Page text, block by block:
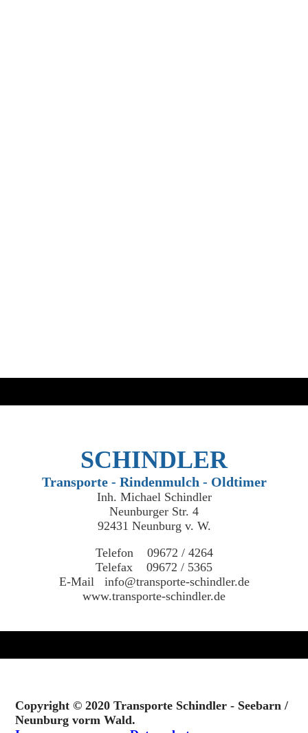
SCHINDLER
Transporte - Rindenmulch - Oldtimer
Inh. Michael Schindler
Neunburger Str. 4
92431 Neunburg v. W.
Telefon 09672 / 4264
Telefax 09672 / 5365
E-Mail info@transporte-schindler.de
www.transporte-schindler.de
Copyright © 2020 Transporte Schindler - Seebarn /
Neunburg vorm Wald.